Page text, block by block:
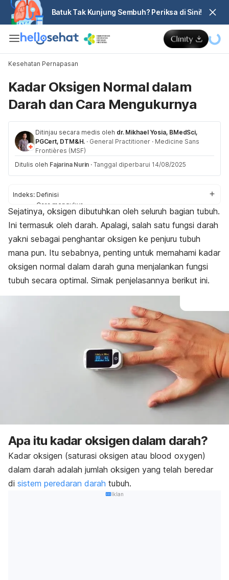
Batuk Tak Kunjung Sembuh? Periksa di Sini!
Kesehatan Pernapasan
Kadar Oksigen Normal dalam
Darah dan Cara Mengukurnya
Ditinjau secara medis oleh dr. Mikhael Yosia, BMedSci,
PGCert, DTM&H. · General Practitioner · Medicine Sans
Frontières (MSF)
Ditulis oleh Fajarina Nurin · Tanggal diperbarui 14/08/2025
Indeks: Definisi
Cara mengukur
Hasil pemeriksaan
Dampak kadar abnormal
Sejatinya, oksigen dibutuhkan oleh seluruh bagian tubuh.
Ini termasuk oleh darah. Apalagi, salah satu fungsi darah
yakni sebagai penghantar oksigen ke penjuru tubuh
mana pun. Itu sebabnya, penting untuk memahami kadar
oksigen normal dalam darah guna menjalankan fungsi
tubuh secara optimal. Simak penjelasannya berikut ini.
Apa itu kadar oksigen dalam darah?
Kadar oksigen (saturasi oksigen atau blood oxygen)
dalam darah adalah jumlah oksigen yang telah beredar
di sistem peredaran darah tubuh.
Iklan